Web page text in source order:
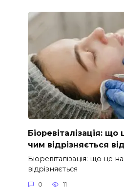
Біоревіталізація: що
чим відрізняється
Біоревіталізація: що це
відрізняється
0 11